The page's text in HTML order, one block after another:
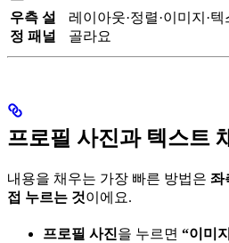
우측 설
정 패널
레이아웃·정렬·이미지·
골라요
프로필 사진과 텍스트
내용을 채우는 가장 빠른 방법은 좌
접 누르는 것이에요.
프로필 사진을 누르면 “이미